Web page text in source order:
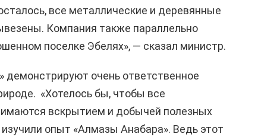
все металлические и деревянные
Компания также параллельно
поселке Эбелях», — сказал министр.
демонстрируют очень ответственное
«Хотелось бы, чтобы все
вскрытием и добычей полезных
опыт «Алмазы Анабара». Ведь этот